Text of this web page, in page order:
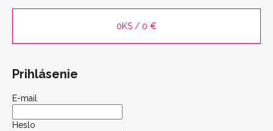
0KS / 0 €
Prihlásenie
E-mail
Heslo